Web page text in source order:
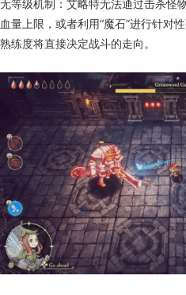
无等级机制：艾略特无法通过击杀怪
血量上限，或者利用“魔石”进行针对
熟练度将直接决定战斗的走向。